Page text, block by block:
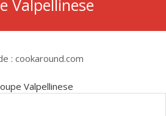
Valpellinese
: cookaround.com